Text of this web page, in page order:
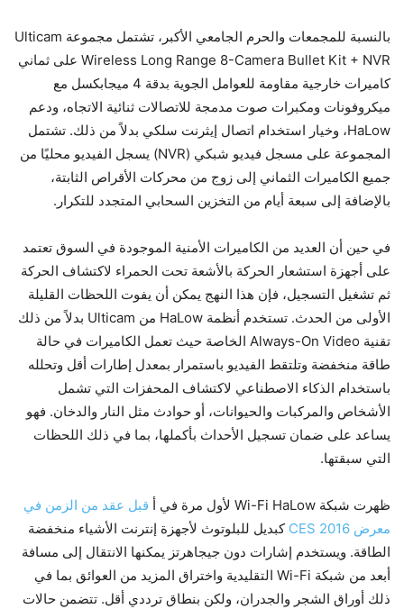
بالنسبة للمجمعات والحرم الجامعي الأكبر، تشتمل مجموعة Ulticam
Wireless Long Range 8-Camera Bullet Kit + NVR على ثماني
كاميرات خارجية مقاومة للعوامل الجوية بدقة 4 ميجابكسل مع
ميكروفونات ومكبرات صوت مدمجة للاتصالات ثنائية الاتجاه، ودعم
HaLow، وخيار استخدام اتصال إيثرنت سلكي بدلاً من ذلك. تشتمل
المجموعة على مسجل فيديو شبكي (NVR) يسجل الفيديو محليًا من
جميع الكاميرات الثماني إلى زوج من محركات الأقراص الثابتة،
بالإضافة إلى سبعة أيام من التخزين السحابي المتجدد للتكرار.
في حين أن العديد من الكاميرات الأمنية الموجودة في السوق تعتمد
على أجهزة استشعار الحركة بالأشعة تحت الحمراء لاكتشاف الحركة
ثم تشغيل التسجيل، فإن هذا النهج يمكن أن يفوت اللحظات القليلة
الأولى من الحدث. تستخدم أنظمة HaLow من Ulticam بدلاً من ذلك
تقنية Always-On Video الخاصة حيث تعمل الكاميرات في حالة
طاقة منخفضة وتلتقط الفيديو باستمرار بمعدل إطارات أقل وتحلله
باستخدام الذكاء الاصطناعي لاكتشاف المحفزات التي تشمل
الأشخاص والمركبات والحيوانات، أو حوادث مثل النار والدخان. فهو
يساعد على ضمان تسجيل الأحداث بأكملها، بما في ذلك اللحظات
التي سبقتها.
ظهرت شبكة Wi-Fi HaLow لأول مرة في أ
قبل عقد من الزمن في
معرض CES 2016
كبديل للبلوتوث لأجهزة إنترنت الأشياء منخفضة
الطاقة. ويستخدم إشارات دون جيجاهرتز يمكنها الانتقال إلى مسافة
أبعد من شبكة Wi-Fi التقليدية واختراق المزيد من العوائق بما في
ذلك أوراق الشجر والجدران، ولكن بنطاق ترددي أقل. تتضمن حالات